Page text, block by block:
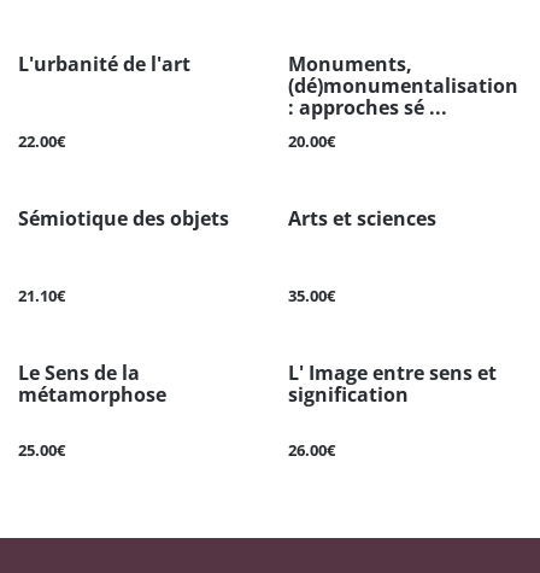
L'urbanité de l'art
22.00€
Monuments,
(dé)monumentalisation
: approches sé ...
20.00€
Sémiotique des objets
21.10€
Arts et sciences
35.00€
Le Sens de la
métamorphose
25.00€
L' Image entre sens et
signification
26.00€